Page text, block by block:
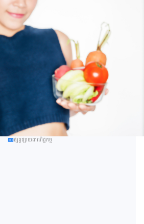
ផ្សព្វផ្សាយពាណិជ្ជកម្ម